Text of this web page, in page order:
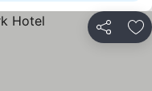
Partilhar